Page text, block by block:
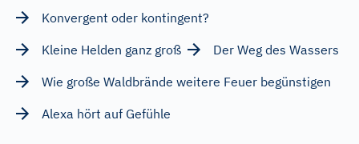
Konvergent oder kontingent?
Kleine Helden ganz groß
Der Weg des Wassers
Wie große Waldbrände weitere Feuer begünstigen
Alexa hört auf Gefühle